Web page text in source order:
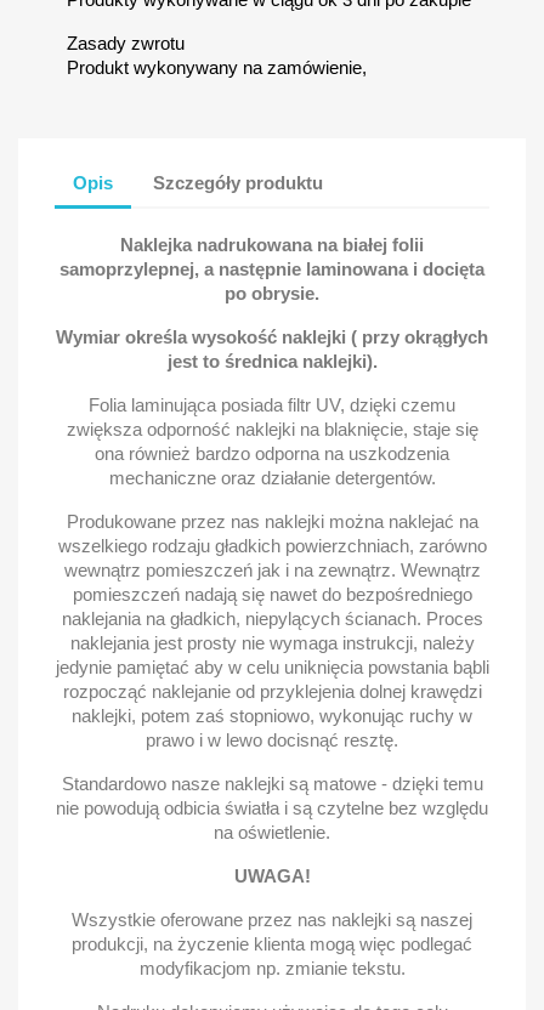
Zasady zwrotu
Produkt wykonywany na zamówienie,
Opis Szczegóły produktu
Naklejka nadrukowana na białej folii
samoprzylepnej, a następnie laminowana i docięta
po obrysie.
Wymiar określa wysokość naklejki ( przy okrągłych
jest to średnica naklejki).
Folia laminująca posiada filtr UV, dzięki czemu
zwiększa odporność naklejki na blaknięcie, staje się
ona również bardzo odporna na uszkodzenia
mechaniczne oraz działanie detergentów.
Produkowane przez nas naklejki można naklejać na
wszelkiego rodzaju gładkich powierzchniach, zarówno
wewnątrz pomieszczeń jak i na zewnątrz. Wewnątrz
pomieszczeń nadają się nawet do bezpośredniego
naklejania na gładkich, niepylących ścianach. Proces
naklejania jest prosty nie wymaga instrukcji, należy
jedynie pamiętać aby w celu uniknięcia powstania bąbli
rozpocząć naklejanie od przyklejenia dolnej krawędzi
naklejki, potem zaś stopniowo, wykonując ruchy w
prawo i w lewo docisnąć resztę.
Standardowo nasze naklejki są matowe - dzięki temu
nie powodują odbicia światła i są czytelne bez względu
na oświetlenie.
UWAGA!
Wszystkie oferowane przez nas naklejki są naszej
produkcji, na życzenie klienta mogą więc podlegać
modyfikacjom np. zmianie tekstu.